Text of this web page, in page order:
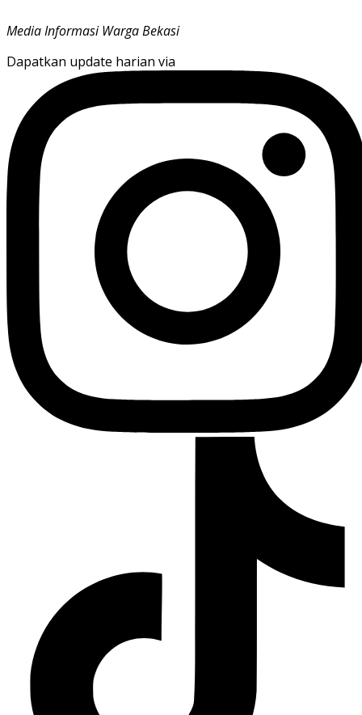
Media Informasi Warga Bekasi
Dapatkan update harian via